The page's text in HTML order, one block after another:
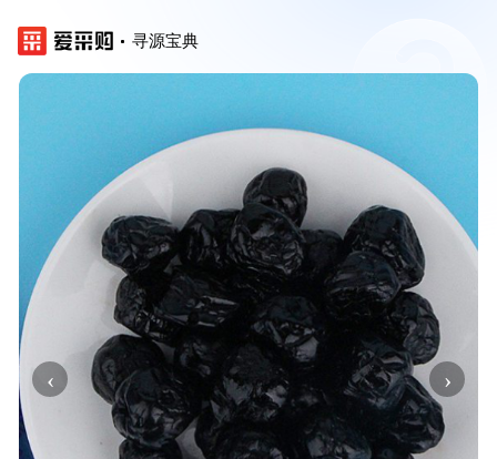
寻源宝典
‹ ›